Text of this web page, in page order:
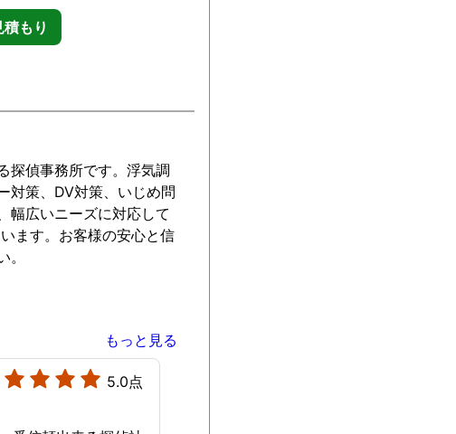
もり
探偵事務所です。浮気調
対策、DV対策、いじめ問
幅広いニーズに対応して
ます。お客様の安心と信
もっと見る
5.0点